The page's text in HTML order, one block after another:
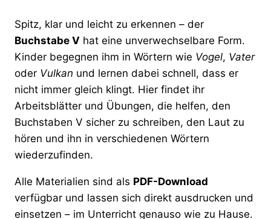
Spitz, klar und leicht zu erkennen – der
Buchstabe V hat eine unverwechselbare Form.
Kinder begegnen ihm in Wörtern wie Vogel, Vater
oder Vulkan und lernen dabei schnell, dass er
nicht immer gleich klingt. Hier findet ihr
Arbeitsblätter und Übungen, die helfen, den
Buchstaben V sicher zu schreiben, den Laut zu
hören und ihn in verschiedenen Wörtern
wiederzufinden.
Alle Materialien sind als PDF-Download
verfügbar und lassen sich direkt ausdrucken und
einsetzen – im Unterricht genauso wie zu Hause.